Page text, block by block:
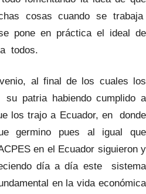
cosas cuando se trabaja
pone en práctica el ideal de
todos.
al final de los cuales los
patria habiendo cumplido a
los trajo a Ecuador, en donde
germino pues al igual que
en el Ecuador siguieron y
día a día este sistema
en la vida económica